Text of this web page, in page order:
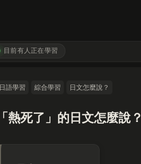
目前有人正在學習
日語學習 綜合學習 日文怎麼說？
「熱死了」的日文怎麼說？